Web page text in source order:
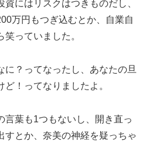
にはリスクはつきものだし、
万円もつぎ込むとか、自業自
っていました。
に？ってなったし、あなたの旦
！ってなりましたよ。
言葉も1つもないし、開き直っ
すとか、奈美の神経を疑っちゃ